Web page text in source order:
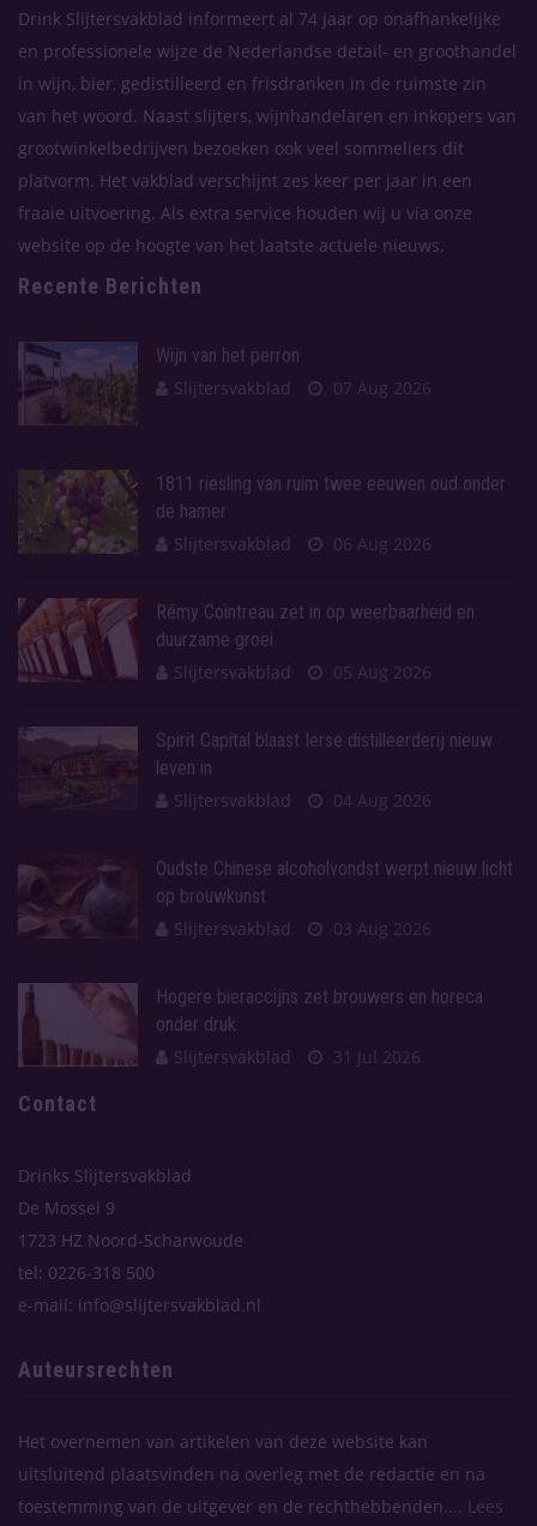
Drink Slijtersvakblad informeert al 74 jaar op onafhankelijke
en professionele wijze de Nederlandse detail- en groothandel
in wijn, bier, gedistilleerd en frisdranken in de ruimste zin
van het woord. Naast slijters, wijnhandelaren en inkopers van
grootwinkelbedrijven bezoeken ook veel sommeliers dit
platvorm. Het vakblad verschijnt zes keer per jaar in een
fraaie uitvoering. Als extra service houden wij u via onze
website op de hoogte van het laatste actuele nieuws.
Recente Berichten
Wijn van het perron
Slijtersvakblad
07 Aug 2026
1811 riesling van ruim twee eeuwen oud onder
de hamer
Slijtersvakblad
06 Aug 2026
Rémy Cointreau zet in op weerbaarheid en
duurzame groei
Slijtersvakblad
05 Aug 2026
Spirit Capital blaast Ierse distilleerderij nieuw
leven in
Slijtersvakblad
04 Aug 2026
Oudste Chinese alcoholvondst werpt nieuw licht
op brouwkunst
Slijtersvakblad
03 Aug 2026
Hogere bieraccijns zet brouwers en horeca
onder druk
Slijtersvakblad
31 Jul 2026
Contact
Drinks Slijtersvakblad
De Mossel 9
1723 HZ Noord-Scharwoude
tel: 0226-318 500
e-mail: info@slijtersvakblad.nl
Auteursrechten
Het overnemen van artikelen van deze website kan
uitsluitend plaatsvinden na overleg met de redactie en na
toestemming van de uitgever en de rechthebbenden....
Lees